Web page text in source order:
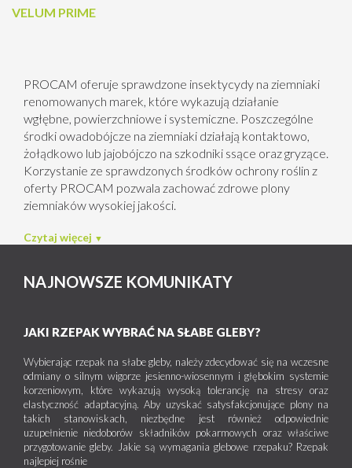
VELUM PRIME
PROCAM oferuje sprawdzone insektycydy na ziemniaki
renomowanych marek, które wykazują działanie
wgłębne, powierzchniowe i systemiczne. Poszczególne
środki owadobójcze na ziemniaki działają kontaktowo,
żołądkowo lub jajobójczo na szkodniki ssące oraz gryzące.
Korzystanie ze sprawdzonych środków ochrony roślin z
oferty PROCAM pozwala zachować zdrowe plony
ziemniaków wysokiej jakości.
Czytaj więcej
NAJNOWSZE KOMUNIKATY
JAKI RZEPAK WYBRAĆ NA SŁABE GLEBY?
Wybierając rzepak na słabe gleby, należy zdecydować się na wczesne
odmiany o silnym wigorze jesienno-wiosennym i głębokim systemie
korzeniowym, które wykazują wysoką tolerancję na stresy oraz
elastyczność adaptacyjną. Aby uzyskać satysfakcjonujące plony na
takich stanowiskach, niezbędne jest również odpowiednie
uzupełnienie niedoborów składników pokarmowych oraz właściwe
przygotowanie gleby. Jakie są wymagania glebowe rzepaku? Rzepak
najlepiej rośnie